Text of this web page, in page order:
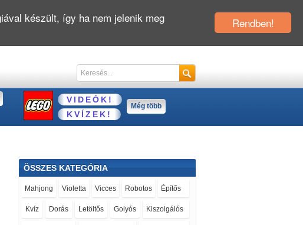
VIDEÓK!
KVÍZEK!
Még több
ÖSSZES KATEGÓRIA
Mahjong Violetta Vicces Robotos Építős
Kvíz Dorás Letöltős Golyós Kiszolgálós
Rendben!
készült, így ha nem jelenik meg